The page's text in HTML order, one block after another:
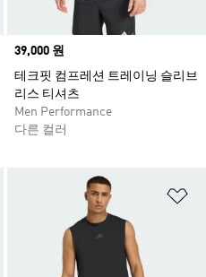
Price
39,000 원
테크핏 컴프레션 트레이닝 슬리브
리스 티셔츠
Men Performance
다른 컬러
시리스트 담기